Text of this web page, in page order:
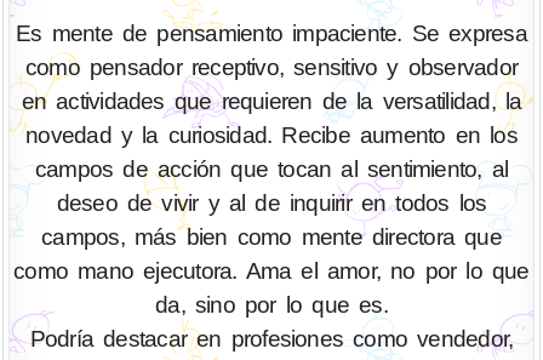
Es mente de pensamiento impaciente. Se expresa
como pensador receptivo, sensitivo y observador
en actividades que requieren de la versatilidad, la
novedad y la curiosidad. Recibe aumento en los
campos de acción que tocan al sentimiento, al
deseo de vivir y al de inquirir en todos los
campos, más bien como mente directora que
como mano ejecutora. Ama el amor, no por lo que
da, sino por lo que es.
Podría destacar en profesiones como vendedor,